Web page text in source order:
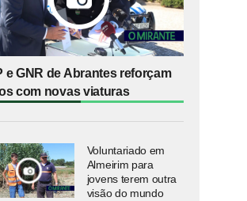
e GNR de Abrantes reforçam
com novas viaturas
Voluntariado em
Almeirim para
jovens terem outra
visão do mundo